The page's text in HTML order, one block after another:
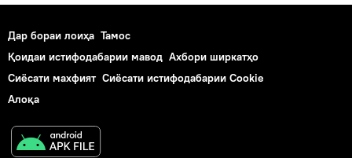
Дар бораи лоиҳа Тамос
Қоидаи истифодабарии мавод Ахбори ширкатҳо
Сиёсати махфият Сиёсати истифодабарии Cookie
Алоқа